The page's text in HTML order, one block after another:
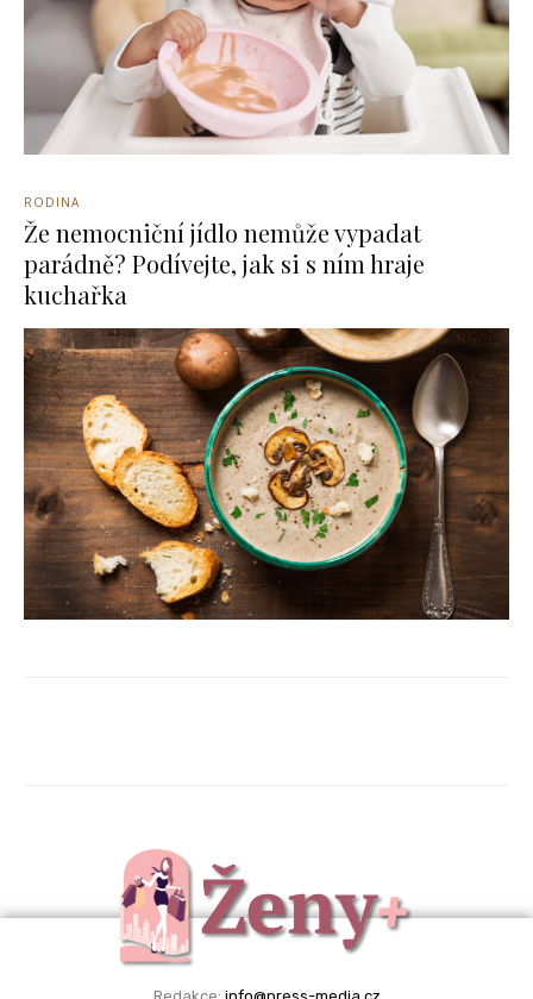
RODINA
Že nemocniční jídlo nemůže vypadat
parádně? Podívejte, jak si s ním hraje
kuchařka